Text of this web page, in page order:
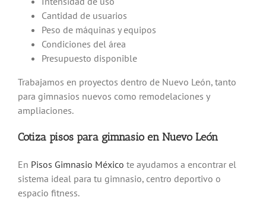
Cantidad de usuarios
Peso de máquinas y equipos
Condiciones del área
Presupuesto disponible
Trabajamos en proyectos dentro de Nuevo León, tanto
para gimnasios nuevos como remodelaciones y
ampliaciones.
Cotiza pisos para gimnasio en Nuevo León
En Pisos Gimnasio México te ayudamos a encontrar el
sistema ideal para tu gimnasio, centro deportivo o
espacio fitness.